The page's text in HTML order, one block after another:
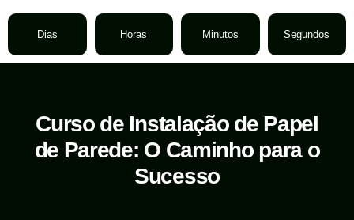
Dias Horas Minutos Segundos
Curso de Instalação de Papel
de Parede: O Caminho para o
Sucesso